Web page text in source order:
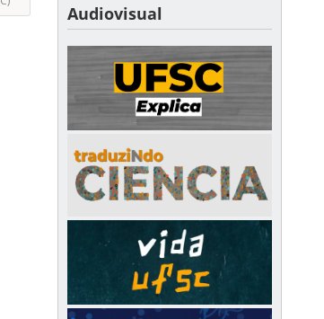
Audiovisual